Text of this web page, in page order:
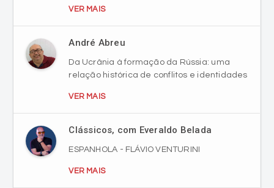
VER MAIS
André Abreu
Da Ucrânia à formação da Rússia: uma
relação histórica de conflitos e identidades
VER MAIS
Clássicos, com Everaldo Belada
ESPANHOLA - FLÁVIO VENTURINI
VER MAIS